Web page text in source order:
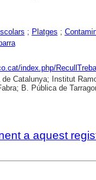
; Platges ;
index.php/
de Catalunya; Institut
B. Pública de
a aquest